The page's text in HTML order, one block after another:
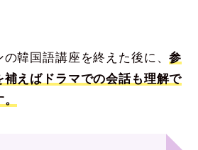
韓国語講座を終えた後に、参
えばドラマでの会話も理解で